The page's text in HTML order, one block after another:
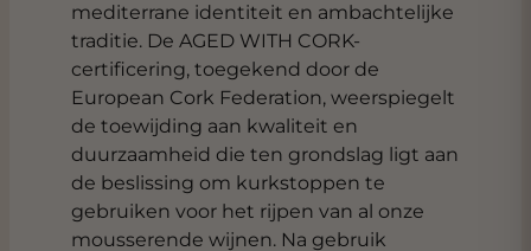
mediterrane identiteit en ambachtelijke
traditie. De AGED WITH CORK-
certificering, toegekend door de
European Cork Federation, weerspiegelt
de toewijding aan kwaliteit en
duurzaamheid die ten grondslag ligt aan
de beslissing om kurkstoppen te
gebruiken voor het rijpen van al onze
mousserende wijnen. Na gebruik